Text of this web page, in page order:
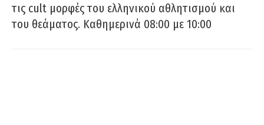
τις cult μορφές του ελληνικού αθλητισμού και
του θεάματος. Καθημερινά 08:00 με 10:00